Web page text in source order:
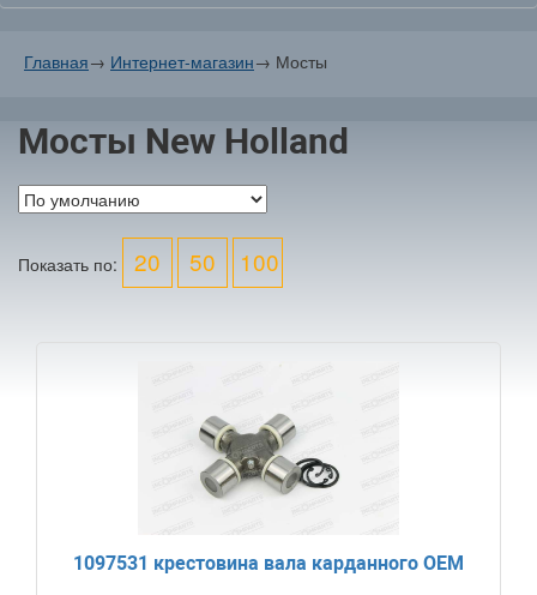
Главная→ Интернет-магазин→ Мосты
Мосты New Holland
Показать по: 20 50 100
1097531 крестовина вала карданного OEM